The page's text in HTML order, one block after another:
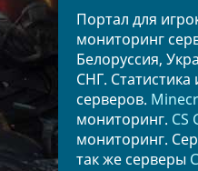
Портал для
мониторинг
Белоруссия,
СНГ. Статистика
серверов.
мониторинг. CS
мониторинг.
так же серверы